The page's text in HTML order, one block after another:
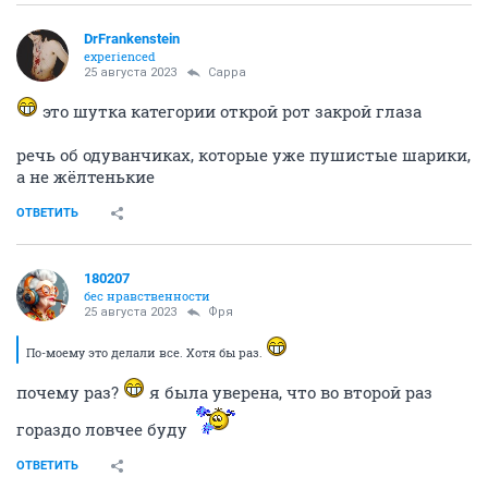
DrFrаnkenstein
experienced
25 августа 2023 Сарра
это шутка категории открой рот закрой глаза
речь об одуванчиках, которые уже пушистые шарики,
а не жёлтенькие
ОТВЕТИТЬ
180207
бес нравственности
25 августа 2023 Фря
По-моему это делали все. Хотя бы раз.
почему раз?
я была уверена, что во второй раз
гораздо ловчее буду
ОТВЕТИТЬ